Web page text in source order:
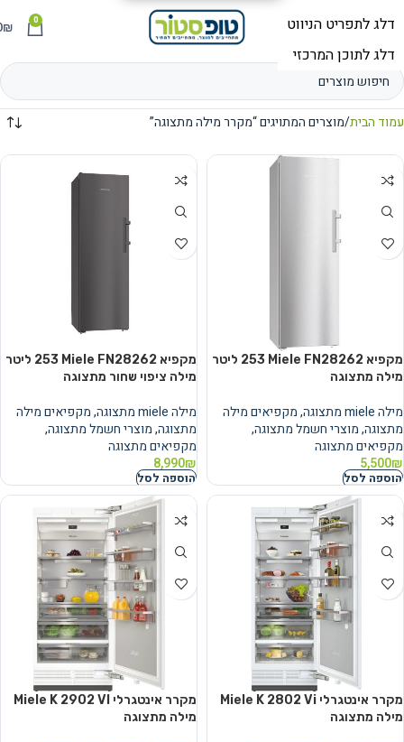
תפריט 0
₪
עמוד הבית מוצרים המתויגים “מקרר מילה מתצוגה”
מקפיא Miele FN28262 ‏253 ‏ליטר
מילה מתצוגה
מילה miele מתצוגה ,מקפיאים מילה
מתצוגה,מוצרי חשמל מתצוגה,
מקפיאים מתצוגה
5,500₪
הוספה לסל
מקפיא Miele FN28262 ‏253 ‏ליטר
מילה ציפוי שחור מתצוגה
מילה miele מתצוגה ,מקפיאים מילה
מתצוגה,מוצרי חשמל מתצוגה,
מקפיאים מתצוגה
8,990₪
הוספה לסל
מקרר אינטגרלי Miele K 2802 Vi
מילה מתצוגה
מקרר אינטגרלי Miele K 2902 VI
מילה מתצוגה